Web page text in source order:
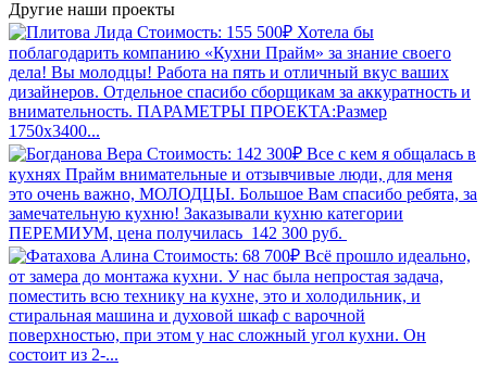
Другие наши проекты
Стоимость: 155 500₽ Хотела бы
поблагодарить компанию «Кухни Прайм» за знание своего
дела! Вы молодцы! Работа на пять и отличный вкус ваших
дизайнеров. Отдельное спасибо сборщикам за аккуратность и
внимательность. ПАРАМЕТРЫ ПРОЕКТА:Размер
1750х3400...
Стоимость: 142 300₽ Все с кем я общалась в
кухнях Прайм внимательные и отзывчивые люди, для меня
это очень важно, МОЛОДЦЫ. Большое Вам спасибо ребята, за
замечательную кухню! Заказывали кухню категории
ПЕРЕМИУМ, цена получилась 142 300 руб.
Стоимость: 68 700₽ Всё прошло идеально,
от замера до монтажа кухни. У нас была непростая задача,
поместить всю технику на кухне, это и холодильник, и
стиральная машина и духовой шкаф с варочной
поверхностью, при этом у нас сложный угол кухни. Он
состоит из 2-...